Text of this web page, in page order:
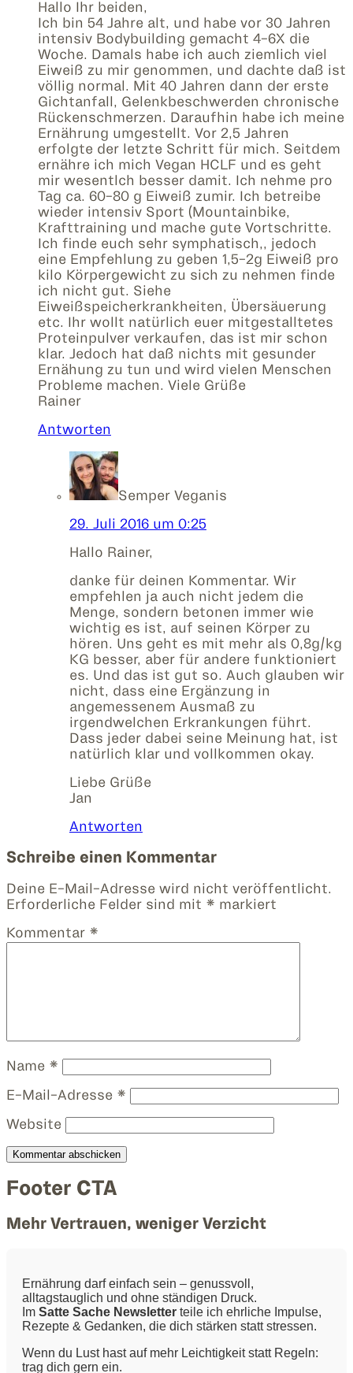
Hallo Ihr beiden,
Ich bin 54 Jahre alt, und habe vor 30 Jahren
intensiv Bodybuilding gemacht 4-6X die
Woche. Damals habe ich auch ziemlich viel
Eiweiß zu mir genommen, und dachte daß ist
völlig normal. Mit 40 Jahren dann der erste
Gichtanfall, Gelenkbeschwerden chronische
Rückenschmerzen. Daraufhin habe ich meine
Ernährung umgestellt. Vor 2,5 Jahren
erfolgte der letzte Schritt für mich. Seitdem
ernähre ich mich Vegan HCLF und es geht
mir wesentlch besser damit. Ich nehme pro
Tag ca. 60-80 g Eiweiß zumir. Ich betreibe
wieder intensiv Sport (Mountainbike,
Krafttraining und mache gute Vortschritte.
Ich finde euch sehr symphatisch,, jedoch
eine Empfehlung zu geben 1,5-2g Eiweiß pro
kilo Körpergewicht zu sich zu nehmen finde
ich nicht gut. Siehe
Eiweißspeicherkrankheiten, Übersäuerung
etc. Ihr wollt natürlich euer mitgestalltetes
Proteinpulver verkaufen, das ist mir schon
klar. Jedoch hat daß nichts mit gesunder
Ernähung zu tun und wird vielen Menschen
Probleme machen. Viele Grüße
Rainer
Antworten
Semper Veganis
29. Juli 2016 um 0:25
Hallo Rainer,
danke für deinen Kommentar. Wir
empfehlen ja auch nicht jedem die
Menge, sondern betonen immer wie
wichtig es ist, auf seinen Körper zu
hören. Uns geht es mit mehr als 0,8g/kg
KG besser, aber für andere funktioniert
es. Und das ist gut so. Auch glauben wir
nicht, dass eine Ergänzung in
angemessenem Ausmaß zu
irgendwelchen Erkrankungen führt.
Dass jeder dabei seine Meinung hat, ist
natürlich klar und vollkommen okay.
Liebe Grüße
Jan
Antworten
Schreibe einen Kommentar
Deine E-Mail-Adresse wird nicht veröffentlicht.
Erforderliche Felder sind mit * markiert
Kommentar *
Name *
E-Mail-Adresse *
Website
Footer CTA
Mehr Vertrauen, weniger Verzicht
Ernährung darf einfach sein – genussvoll,
alltagstauglich und ohne ständigen Druck.
Im Satte Sache Newsletter teile ich ehrliche Impulse,
Rezepte & Gedanken, die dich stärken statt stressen.
Wenn du Lust hast auf mehr Leichtigkeit statt Regeln:
trag dich gern ein.